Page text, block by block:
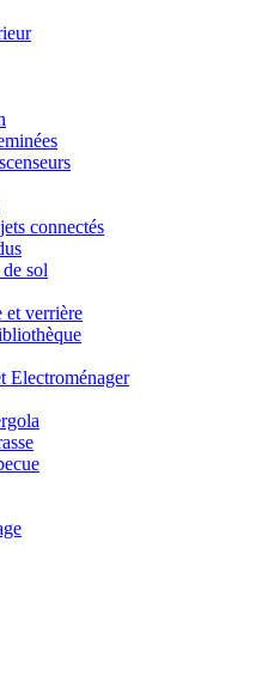
connectés
sol
et verrière
Electroménager